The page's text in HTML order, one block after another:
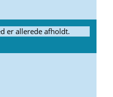
er allerede afholdt.